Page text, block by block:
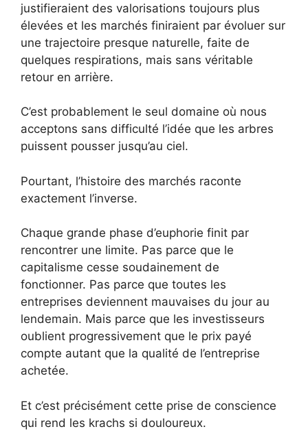
justifieraient des valorisations toujours plus
élevées et les marchés finiraient par évoluer sur
une trajectoire presque naturelle, faite de
quelques respirations, mais sans véritable
retour en arrière.
C’est probablement le seul domaine où nous
acceptons sans difficulté l’idée que les arbres
puissent pousser jusqu’au ciel.
Pourtant, l’histoire des marchés raconte
exactement l’inverse.
Chaque grande phase d’euphorie finit par
rencontrer une limite. Pas parce que le
capitalisme cesse soudainement de
fonctionner. Pas parce que toutes les
entreprises deviennent mauvaises du jour au
lendemain. Mais parce que les investisseurs
oublient progressivement que le prix payé
compte autant que la qualité de l’entreprise
achetée.
Et c’est précisément cette prise de conscience
qui rend les krachs si douloureux.